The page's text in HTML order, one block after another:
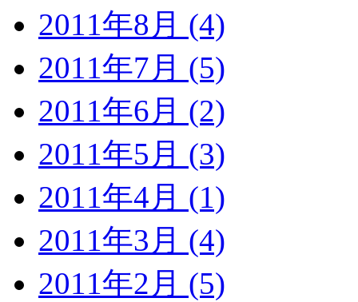
2011年8月 (4)
2011年7月 (5)
2011年6月 (2)
2011年5月 (3)
2011年4月 (1)
2011年3月 (4)
2011年2月 (5)